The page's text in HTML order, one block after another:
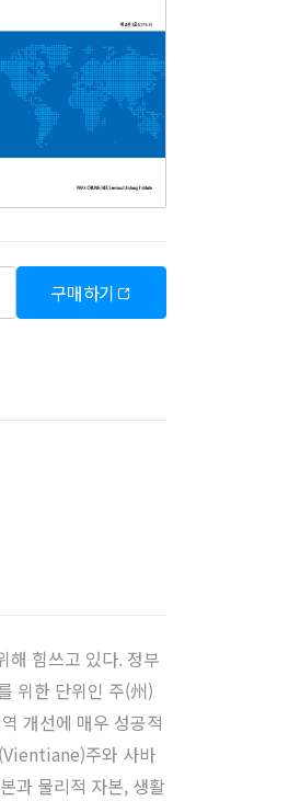
구매하기
해 힘쓰고 있다. 정부
위한 단위인 주(州)
개선에 매우 성공적
주와 사바
과 물리적 자본, 생활